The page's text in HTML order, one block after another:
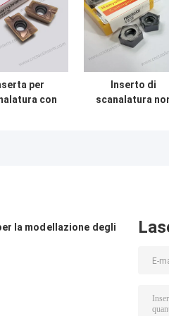
per
con
Inserto di
scanalatura
la modellazione degli